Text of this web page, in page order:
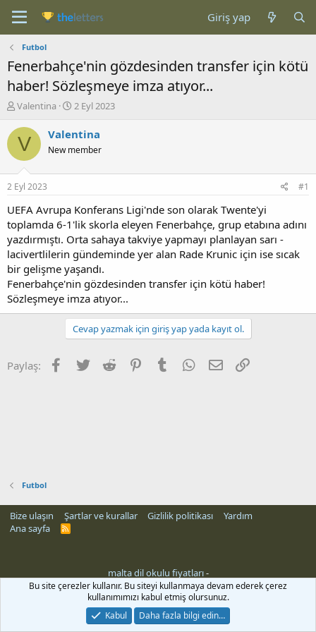
Giriş yap
Futbol
Fenerbahçe'nin gözdesinden transfer için kötü
haber! Sözleşmeye imza atıyor...
K
n
b
u
u
b
a
l
a
t
a
n
Valentina
B
ş
a
ç
t
a
r
i
h
i
2 Eyl 2023
V Valentina
New member
2 Eyl 2023 #1
UEFA Avrupa Konferans Ligi'nde son olarak Twente'yi
toplamda 6-1'lik skorla eleyen Fenerbahçe, grup etabına adını
yazdırmıştı. Orta sahaya takviye yapmayı planlayan sarı -
lacivertlilerin gündeminde yer alan Rade Krunic için ise sıcak
bir gelişme yaşandı.
Fenerbahçe'nin gözdesinden transfer için kötü haber!
Sözleşmeye imza atıyor...
Cevap yazmak için giriş yap yada kayıt ol.
Paylaş: Facebook
Twitter Reddit PinterestTumblr WhatsApp
E-posta
Futbol
Bize ulaşın Şartlar ve kurallar Gizlilik politikası
Yardım
Ana sayfa
R
malta dil okulu fiyatları-
Bu site çerezler kullanır. Bu siteyi kullanmaya devam ederek çerez
kullanımımızı kabul etmiş olursunuz.
Kabul
Daha fazla bilgi edin…